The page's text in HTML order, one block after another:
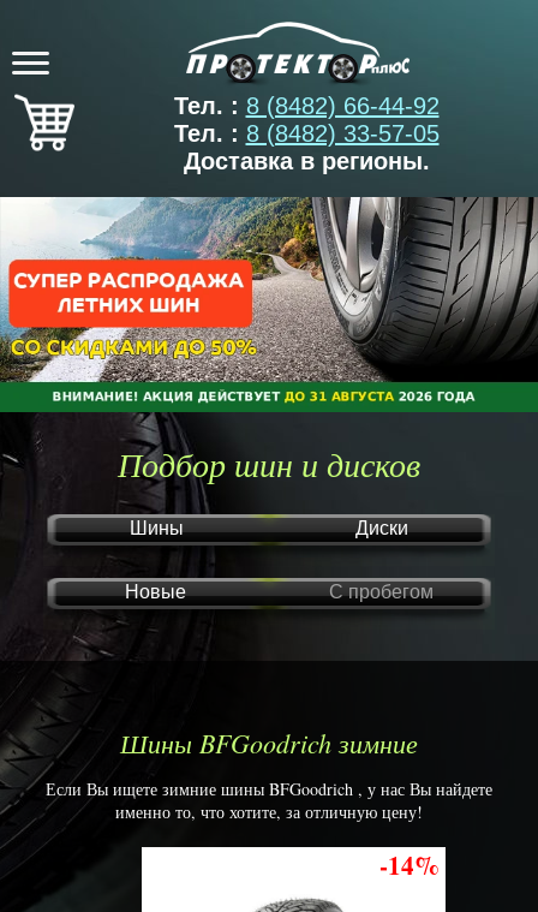
Тел. : 8 (8482) 66-44-92
Тел. : 8 (8482) 33-57-05
Доставка в регионы.
Подбор шин и дисков
Шины Диски
Новые С пробегом
Шины BFGoodrich зимние
Если Вы ищете зимние шины BFGoodrich , у нас Вы найдете
именно то, что хотите, за отличную цену!
-14%